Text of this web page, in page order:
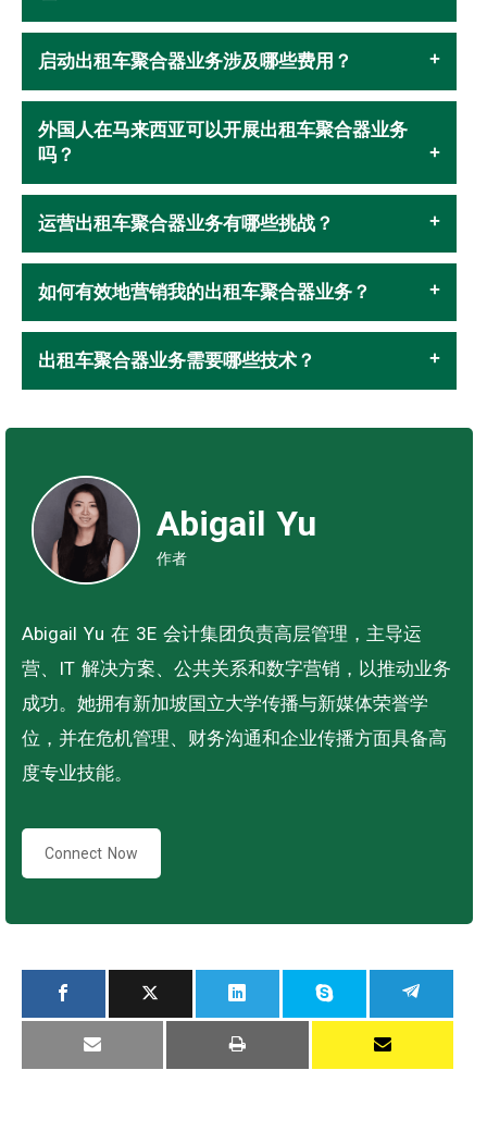
启动出租车聚合器业务涉及哪些费用？
外国人在马来西亚可以开展出租车聚合器业务
吗？
运营出租车聚合器业务有哪些挑战？
如何有效地营销我的出租车聚合器业务？
出租车聚合器业务需要哪些技术？
Abigail Yu
作者
Abigail Yu 在 3E 会计集团负责高层管理，主导运
营、IT 解决方案、公共关系和数字营销，以推动业务
成功。她拥有新加坡国立大学传播与新媒体荣誉学
位，并在危机管理、财务沟通和企业传播方面具备高
度专业技能。
Connect Now